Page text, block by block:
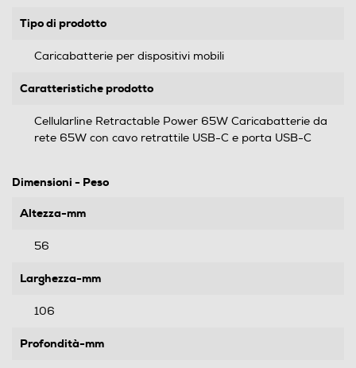
Tipo di prodotto
Caricabatterie per dispositivi mobili
Caratteristiche prodotto
Cellularline Retractable Power 65W Caricabatterie da
rete 65W con cavo retrattile USB-C e porta USB-C
Dimensioni - Peso
Altezza-mm
56
Larghezza-mm
106
Profondità-mm